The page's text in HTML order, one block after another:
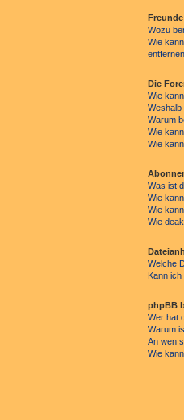
Wozu
Wie
Die
Wie
Weshalb
Warum
Wie
Wie
Was ist
Wie
Wie
Wie
Welche
Kann ich
phpBB
Wer hat
Warum
An wen
Wie